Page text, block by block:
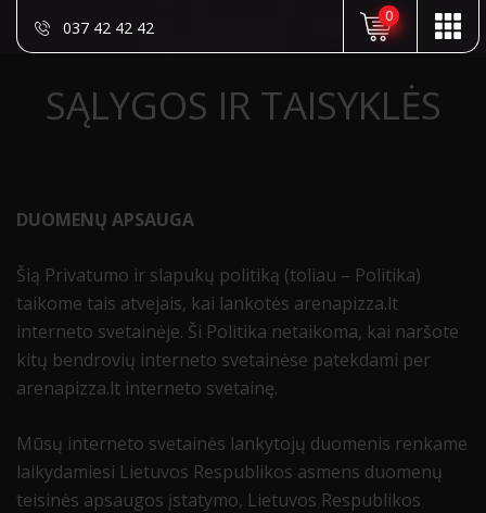
037 42 42 42
0
SĄLYGOS IR TAISYKLĖS
DUOMENŲ APSAUGA
Šią Privatumo ir slapukų politiką (toliau – Politika)
taikome tais atvejais, kai lankotės arenapizza.lt
interneto svetainėje. Ši Politika netaikoma, kai naršote
kitų bendrovių interneto svetainėse patekdami per
arenapizza.lt interneto svetainę.
Mūsų interneto svetainės lankytojų duomenis renkame
laikydamiesi Lietuvos Respublikos asmens duomenų
teisinės apsaugos įstatymo, Lietuvos Respublikos